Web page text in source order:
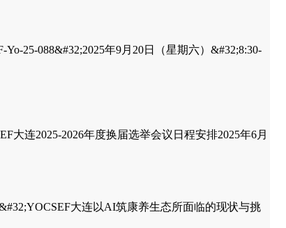
25-088&#32;2025年9月20日（星期六）&#32;8:30-
大连2025-2026年度换届选举会议日程安排2025年6月
大连以AI筑康养生态所面临的现状与挑